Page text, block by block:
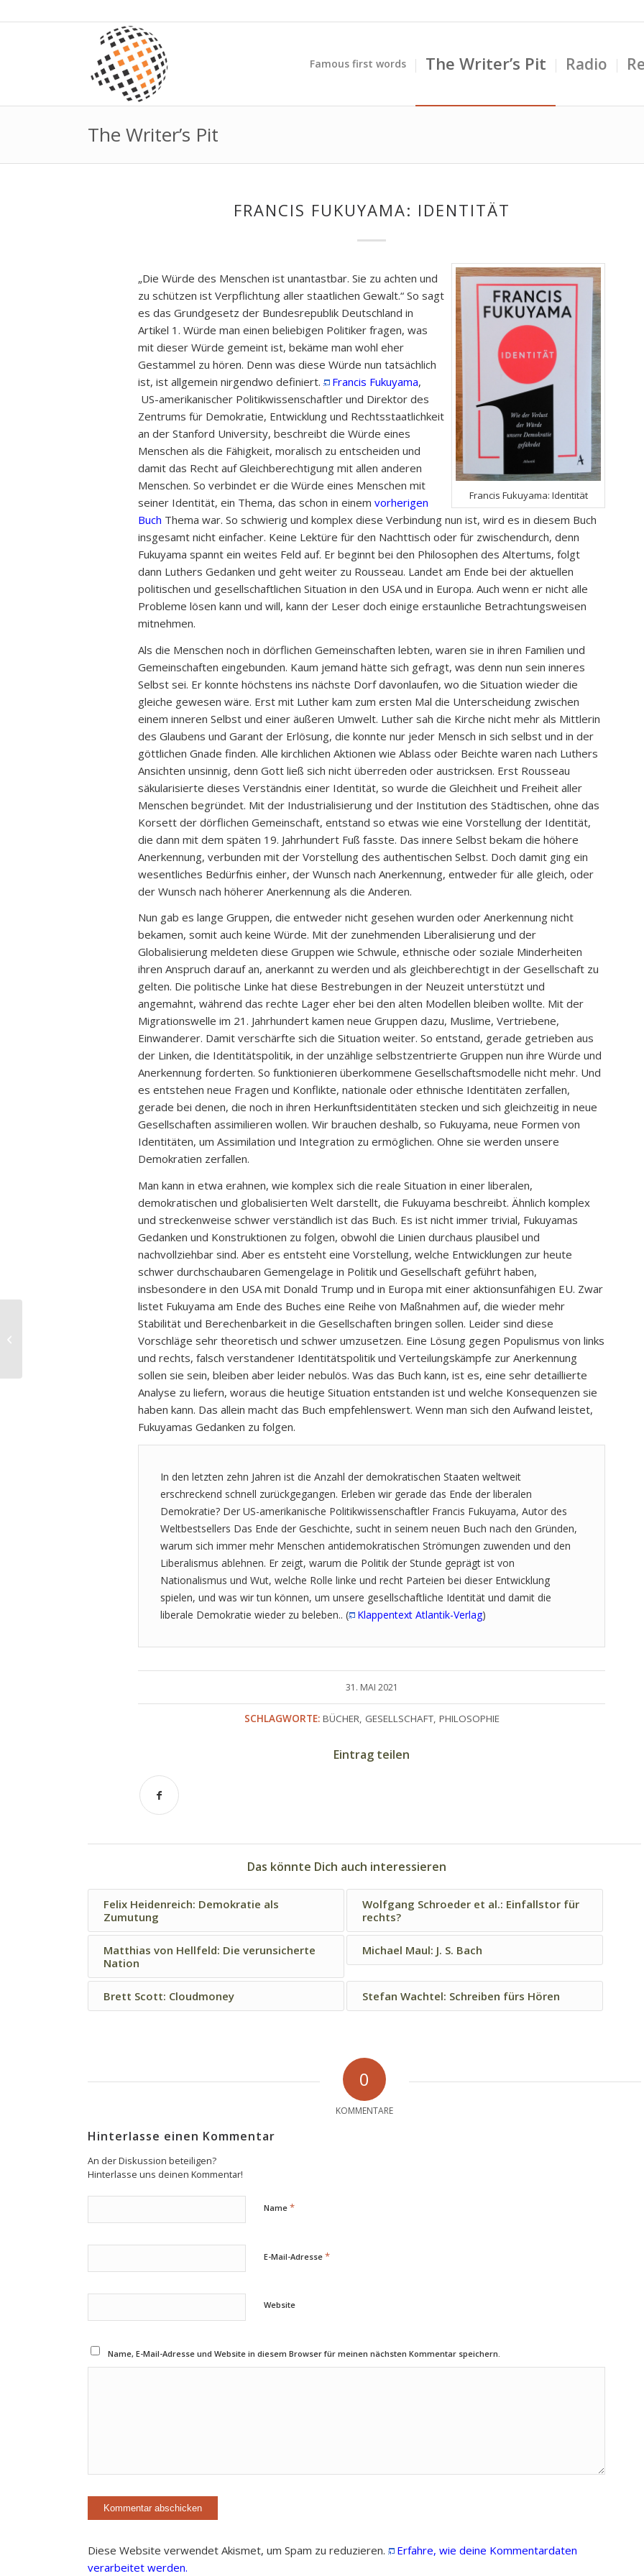
Famous first words The Writer’s Pit Radio
The Writer’s Pit
FRANCIS FUKUYAMA: IDENTITÄT
Francis Fukuyama: Identität
„Die Würde des Menschen ist unantastbar. Sie zu achten und
zu schützen ist Verpflichtung aller staatlichen Gewalt.“ So sagt
es das Grundgesetz der Bundesrepublik Deutschland in
Artikel 1. Würde man einen beliebigen Politiker fragen, was
mit dieser Würde gemeint ist, bekäme man wohl eher
Gestammel zu hören. Denn was diese Würde nun tatsächlich
ist, ist allgemein nirgendwo definiert.
Francis Fukuyama,
US-amerikanischer Politikwissenschaftler und Direktor des
Zentrums für Demokratie, Entwicklung und Rechtsstaatlichkeit
an der Stanford University, beschreibt die Würde eines
Menschen als die Fähigkeit, moralisch zu entscheiden und
damit das Recht auf Gleichberechtigung mit allen anderen
Menschen. So verbindet er die Würde eines Menschen mit
seiner Identität, ein Thema, das schon in einem vorherigen
Buch Thema war. So schwierig und komplex diese Verbindung nun ist, wird es in diesem Buch
insgesamt nicht einfacher. Keine Lektüre für den Nachttisch oder für zwischendurch, denn
Fukuyama spannt ein weites Feld auf. Er beginnt bei den Philosophen des Altertums, folgt
dann Luthers Gedanken und geht weiter zu Rousseau. Landet am Ende bei der aktuellen
politischen und gesellschaftlichen Situation in den USA und in Europa. Auch wenn er nicht alle
Probleme lösen kann und will, kann der Leser doch einige erstaunliche Betrachtungsweisen
mitnehmen.
Als die Menschen noch in dörflichen Gemeinschaften lebten, waren sie in ihren Familien und
Gemeinschaften eingebunden. Kaum jemand hätte sich gefragt, was denn nun sein inneres
Selbst sei. Er konnte höchstens ins nächste Dorf davonlaufen, wo die Situation wieder die
gleiche gewesen wäre. Erst mit Luther kam zum ersten Mal die Unterscheidung zwischen
einem inneren Selbst und einer äußeren Umwelt. Luther sah die Kirche nicht mehr als Mittlerin
des Glaubens und Garant der Erlösung, die konnte nur jeder Mensch in sich selbst und in der
göttlichen Gnade finden. Alle kirchlichen Aktionen wie Ablass oder Beichte waren nach Luthers
Ansichten unsinnig, denn Gott ließ sich nicht überreden oder austricksen. Erst Rousseau
säkularisierte dieses Verständnis einer Identität, so wurde die Gleichheit und Freiheit aller
Menschen begründet. Mit der Industrialisierung und der Institution des Städtischen, ohne das
Korsett der dörflichen Gemeinschaft, entstand so etwas wie eine Vorstellung der Identität,
die dann mit dem späten 19. Jahrhundert Fuß fasste. Das innere Selbst bekam die höhere
Anerkennung, verbunden mit der Vorstellung des authentischen Selbst. Doch damit ging ein
wesentliches Bedürfnis einher, der Wunsch nach Anerkennung, entweder für alle gleich, oder
der Wunsch nach höherer Anerkennung als die Anderen.
Nun gab es lange Gruppen, die entweder nicht gesehen wurden oder Anerkennung nicht
bekamen, somit auch keine Würde. Mit der zunehmenden Liberalisierung und der
Globalisierung meldeten diese Gruppen wie Schwule, ethnische oder soziale Minderheiten
ihren Anspruch darauf an, anerkannt zu werden und als gleichberechtigt in der Gesellschaft zu
gelten. Die politische Linke hat diese Bestrebungen in der Neuzeit unterstützt und
angemahnt, während das rechte Lager eher bei den alten Modellen bleiben wollte. Mit der
Migrationswelle im 21. Jahrhundert kamen neue Gruppen dazu, Muslime, Vertriebene,
Einwanderer. Damit verschärfte sich die Situation weiter. So entstand, gerade getrieben aus
der Linken, die Identitätspolitik, in der unzählige selbstzentrierte Gruppen nun ihre Würde und
Anerkennung forderten. So funktionieren überkommene Gesellschaftsmodelle nicht mehr. Und
es entstehen neue Fragen und Konflikte, nationale oder ethnische Identitäten zerfallen,
gerade bei denen, die noch in ihren Herkunftsidentitäten stecken und sich gleichzeitig in neue
Gesellschaften assimilieren wollen. Wir brauchen deshalb, so Fukuyama, neue Formen von
Identitäten, um Assimilation und Integration zu ermöglichen. Ohne sie werden unsere
Demokratien zerfallen.
Man kann in etwa erahnen, wie komplex sich die reale Situation in einer liberalen,
demokratischen und globalisierten Welt darstellt, die Fukuyama beschreibt. Ähnlich komplex
und streckenweise schwer verständlich ist das Buch. Es ist nicht immer trivial, Fukuyamas
Gedanken und Konstruktionen zu folgen, obwohl die Linien durchaus plausibel und
nachvollziehbar sind. Aber es entsteht eine Vorstellung, welche Entwicklungen zur heute
schwer durchschaubaren Gemengelage in Politik und Gesellschaft geführt haben,
insbesondere in den USA mit Donald Trump und in Europa mit einer aktionsunfähigen EU. Zwar
listet Fukuyama am Ende des Buches eine Reihe von Maßnahmen auf, die wieder mehr
Stabilität und Berechenbarkeit in die Gesellschaften bringen sollen. Leider sind diese
Vorschläge sehr theoretisch und schwer umzusetzen. Eine Lösung gegen Populismus von links
und rechts, falsch verstandener Identitätspolitik und Verteilungskämpfe zur Anerkennung
sollen sie sein, bleiben aber leider nebulös. Was das Buch kann, ist es, eine sehr detaillierte
Analyse zu liefern, woraus die heutige Situation entstanden ist und welche Konsequenzen sie
haben kann. Das allein macht das Buch empfehlenswert. Wenn man sich den Aufwand leistet,
Fukuyamas Gedanken zu folgen.
In den letzten zehn Jahren ist die Anzahl der demokratischen Staaten weltweit
erschreckend schnell zurückgegangen. Erleben wir gerade das Ende der liberalen
Demokratie? Der US-amerikanische Politikwissenschaftler Francis Fukuyama, Autor des
Weltbestsellers Das Ende der Geschichte, sucht in seinem neuen Buch nach den Gründen,
warum sich immer mehr Menschen antidemokratischen Strömungen zuwenden und den
Liberalismus ablehnen. Er zeigt, warum die Politik der Stunde geprägt ist von
Nationalismus und Wut, welche Rolle linke und recht Parteien bei dieser Entwicklung
spielen, und was wir tun können, um unsere gesellschaftliche Identität und damit die
liberale Demokratie wieder zu beleben.. (
Klappentext Atlantik-Verlag)
31. MAI 2021
SCHLAGWORTE: BÜCHER GESELLSCHAFT, PHILOSOPHIE
Eintrag teilen
Das könnte Dich auch interessieren
Felix Heidenreich: Demokratie als
Zumutung
Wolfgang Schroeder et al.: Einfallstor für
rechts?
Matthias von Hellfeld: Die verunsicherte
Nation
Michael Maul: J. S. Bach
Brett Scott: Cloudmoney Stefan Wachtel: Schreiben fürs Hören
0
KOMMENTARE
Hinterlasse einen Kommentar
An der Diskussion beteiligen?
Hinterlasse uns deinen Kommentar!
Name *
E-Mail-Adresse *
Website
Name, E-Mail-Adresse und Website in diesem Browser für meinen nächsten Kommentar speichern.
Diese Website verwendet Akismet, um Spam zu reduzieren.
Erfahre, wie deine Kommentardaten
verarbeitet werden.
Caroline Fourest: Generation